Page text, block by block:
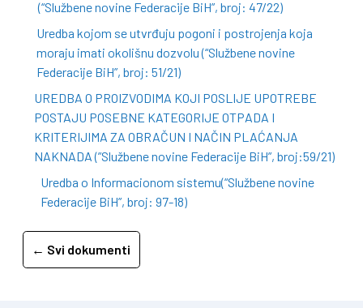
(“Službene novine Federacije BiH”, broj: 47/22)
Uredba kojom se utvrđuju pogoni i postrojenja koja
moraju imati okolišnu dozvolu (“Službene novine
Federacije BiH”, broj: 51/21)
UREDBA O PROIZVODIMA KOJI POSLIJE UPOTREBE
POSTAJU POSEBNE KATEGORIJE OTPADA I
KRITERIJIMA ZA OBRAČUN I NAČIN PLAĆANJA
NAKNADA (”Službene novine Federacije BiH”, broj:59/21)
Uredba o Informacionom sistemu(“Službene novine
Federacije BiH”, broj: 97-18)
← Svi dokumenti